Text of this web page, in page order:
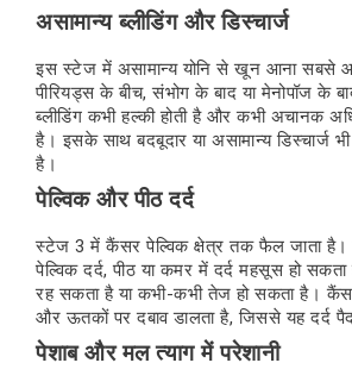
असामान्य ब्लीडिंग और डिस्चार्ज
इस स्टेज में असामान्य योनि से खून आना सबसे
पीरियड्स के बीच, संभोग के बाद या मेनोपॉज के
ब्लीडिंग कभी हल्की होती है और कभी अचानक
है। इसके साथ बदबूदार या असामान्य डिस्चार्ज
है।
पेल्विक और पीठ दर्द
स्टेज 3 में कैंसर पेल्विक क्षेत्र तक फैल जाता
पेल्विक दर्द, पीठ या कमर में दर्द महसूस हो सकता
रह सकता है या कभी-कभी तेज हो सकता है।
और ऊतकों पर दबाव डालता है, जिससे यह दर्द
पेशाब और मल त्याग में परेशानी